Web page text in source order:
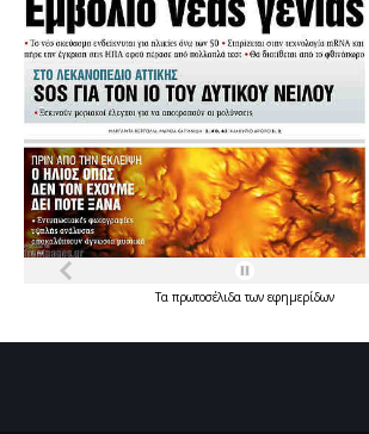
Τα πρωτοσέλιδατων εφημερίδων